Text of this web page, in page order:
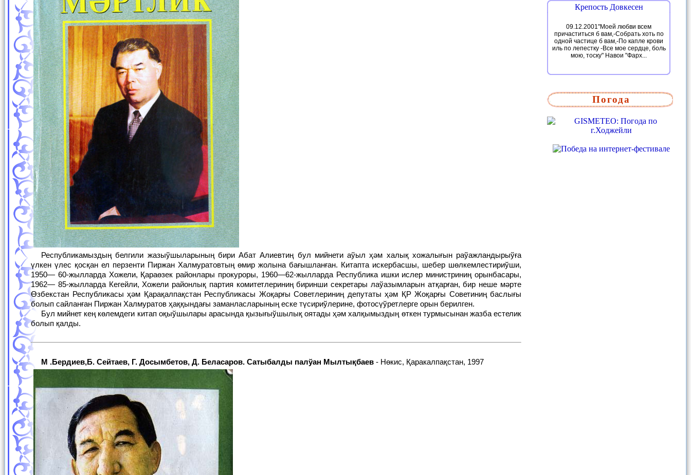
Республикамыздың белгили жазыўшыларының бири Абат Алиевтиң бул мийнети аўыл ҳәм халық хожалығын раўажландырыўға
үлкен үлес қосқан ел перзенти Пиржан Халмуратовтың өмир жолына бағышланған. Китапта искербасшы, шебер шөлкемлестириўши,
1950— 60-жылларда Хожели, Қараөзек районлары прокуроры, 1960—62-жылларда Республика ишки ислер министриниң орынбасары,
1962— 85-жылларда Кегейли, Хожели районлық партия комитетлериниң биринши секретары лаўазымларын атқарған, бир неше мәрте
Өзбекстан Республикасы ҳәм Қарақалпақстан Республикасы Жоқарғы Советлериниң депутаты ҳәм ҚР Жоқарғы Советиниң баслығы
болып сайланған Пиржан Халмуратов ҳаққындағы заманласларының еске түсириўлерине, фотосүўретлерге орын берилген.
Бул мийнет кең көлемдеги китап оқыўшылары арасында қызығыўшылық оятады ҳәм халқымыздың өткен турмысынан жазба естелик
болып қалды.
М .Бердиев,Б. Сейтаев, Г. Досымбетов, Д. Беласаров. Сатыбалды палўан Мылтықбаев - Нөкис, Қаракалпақстан, 1997
Крепость Довкесен
09.12.2001"Моей любви всем
причаститься б вам,-Собрать хоть по
одной частице б вам,-По капле крови
иль по лепестку -Все мое сердце, боль
мою, тоску" Навои "Фарх...
Погода